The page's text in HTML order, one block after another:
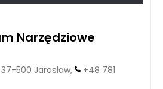
Narzędziowe
500 Jarosław,
+48 781